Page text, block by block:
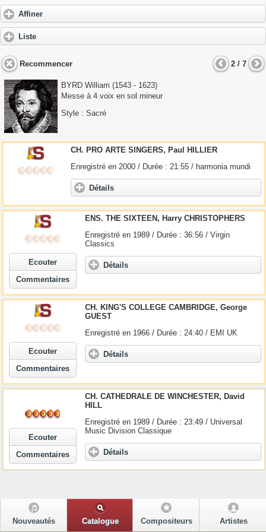
Affiner
Liste
Recommencer 2 / 7
BYRD William (1543 - 1623)
Messe à 4 voix en sol mineur
Style : Sacré
CH. PRO ARTE SINGERS, Paul HILLIER
Enregistré en 2000 / Durée : 21:55 / harmonia mundi
Détails
Ecouter
Commentaires
ENS. THE SIXTEEN, Harry CHRISTOPHERS
Enregistré en 1989 / Durée : 36:56 / Virgin
Classics
Détails
Ecouter
Commentaires
CH. KING'S COLLEGE CAMBRIDGE, George
GUEST
Enregistré en 1966 / Durée : 24:40 / EMI UK
Détails
Ecouter
Commentaires
CH. CATHEDRALE DE WINCHESTER, David
HILL
Enregistré en 1989 / Durée : 23:49 / Universal
Music Division Classique
Détails
Nouveautés Catalogue Compositeurs Artistes